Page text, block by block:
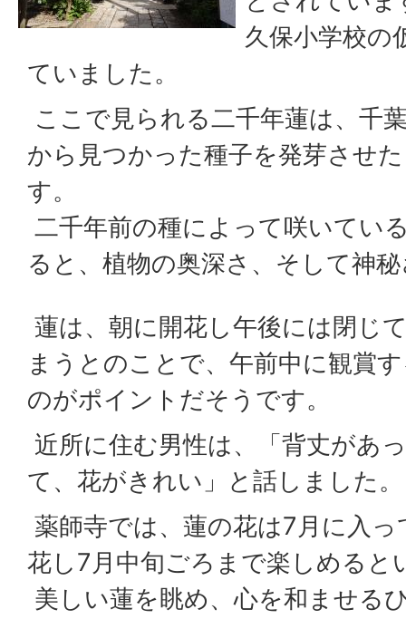
久保小学校の
ていました。
ここで見られる二千年蓮は、千
から見つかった種子を発芽させ
す。
二千年前の種によって咲いてい
ると、植物の奥深さ、そして神
蓮は、朝に開花し午後には閉じ
まうとのことで、午前中に観賞
のがポイントだそうです。
近所に住む男性は、「背丈があっ
て、花がきれい」と話しました。
薬師寺では、蓮の花は7月に入
花し7月中旬ごろまで楽しめると
美しい蓮を眺め、心を和ませる